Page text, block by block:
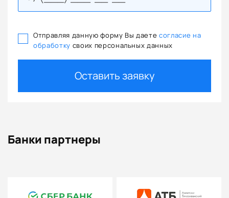
Отправляя данную форму Вы даете согласие на
обработку своих персональных данных
Оставить заявку
Банки партнеры